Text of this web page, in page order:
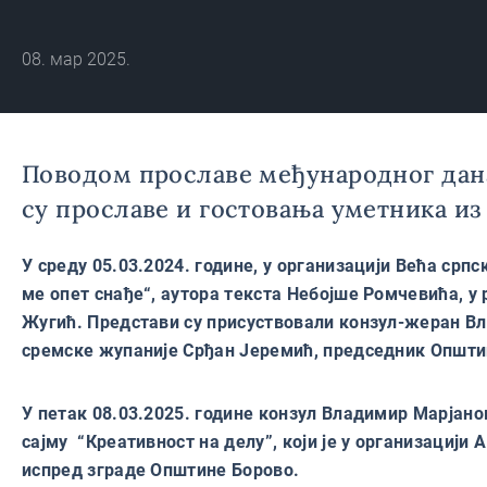
08. мар 2025.
Поводом прославе међународног
су прославе и гостовања уметника из
У среду 05.03.2024. године, у организацији Већа
ме опет снађе“, аутора текста Небојше Ромчевића,
Жугић. Представи су присуствовали конзул-жеран
сремске жупаније Срђан Јеремић, председник
У петак 08.03.2025. године конзул Владимир
сајму “Креативност на делу”, који је у
испред зграде Општине Борово.